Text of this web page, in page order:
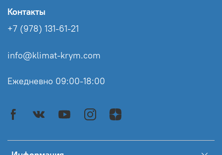
Контакты
+7 (978) 131-61-21
info@klimat-krym.com
Ежедневно 09:00-18:00